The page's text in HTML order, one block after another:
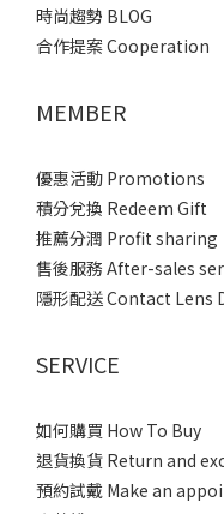
時尚趨勢 BLOG
合作提案 Cooperation
MEMBER
優惠活動 Promotions
積分兌換 Redeem Gift
推薦分潤 Profit sharing
售後服務 After-sales
隱形配送 Contact Lens
SERVICE
如何購買 How To Buy
退貨換貨 Return and
預約試戴 Make an